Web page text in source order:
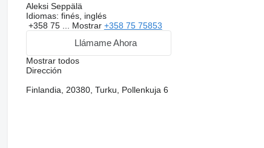
Aleksi Seppälä
Idiomas: finés, inglés
+358 75 ... Mostrar +358 75 75853
Llámame Ahora
Mostrar todos
Dirección
Finlandia, 20380, Turku, Pollenkuja 6